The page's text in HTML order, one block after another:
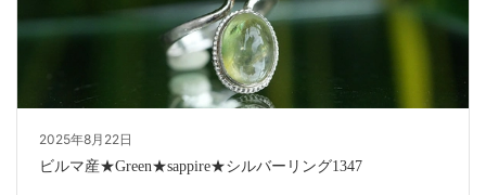
2025年8月22日
ビルマ産★Green★sappire★シルバーリング1347